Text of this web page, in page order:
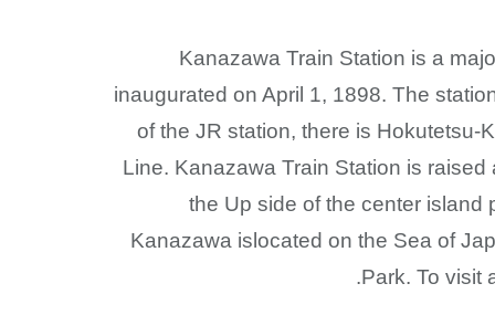
Kanazawa Train Station is a
inaugurated on April 1, 1898. The
of the JR station, there is Hokutetsu-
Line. Kanazawa Train Station is
the Up side of the center island
Kanazawa islocated on the Sea of
Park. To visit